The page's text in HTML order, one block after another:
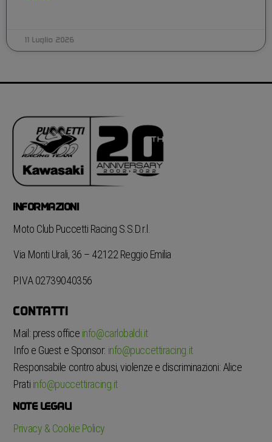
11 Luglio 2026
INFORMAZIONI
Moto Club Puccetti Racing S.S.D.r.l.
Via Monti Urali, 36 – 42122 Reggio Emilia
P.IVA 02739040356
CONTATTI
Mail: press office info@carlobaldi.it
Info e Guest e Sponsor: info@puccettiracing.it
Responsabile contro abusi, violenze e discriminazioni: Alice
Prati info@puccettiracing.it
NOTE LEGALI
Privacy & Cookie Policy